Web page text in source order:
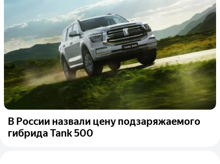
В России назвали цену подзаряжаемого
гибрида Tank 500